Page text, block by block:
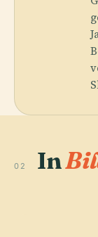
02 In